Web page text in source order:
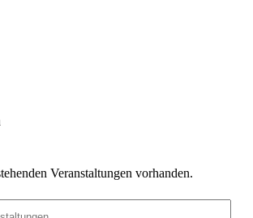
Veranstaltungen vorhanden.